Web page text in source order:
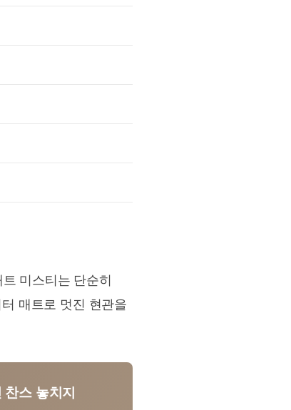
미스티는 단순히
매트로 멋진 현관을
스 놓치지